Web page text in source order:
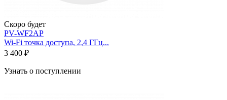
Скоро будет
PV-WF2AP
Wi-Fi точка доступа, 2,4 ГГц...
3 400 ₽
Узнать о поступлении